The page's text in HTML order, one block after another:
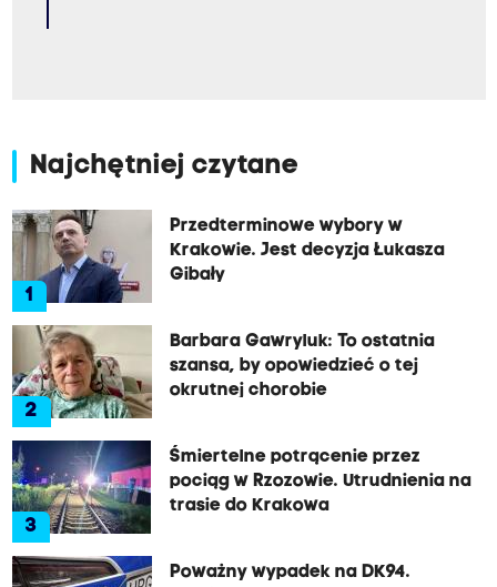
Najchętniej czytane
1
Przedterminowe wybory w
Krakowie. Jest decyzja Łukasza
Gibały
2
Barbara Gawryluk: To ostatnia
szansa, by opowiedzieć o tej
okrutnej chorobie
3
Śmiertelne potrącenie przez
pociąg w Rzozowie. Utrudnienia na
trasie do Krakowa
Poważny wypadek na DK94.